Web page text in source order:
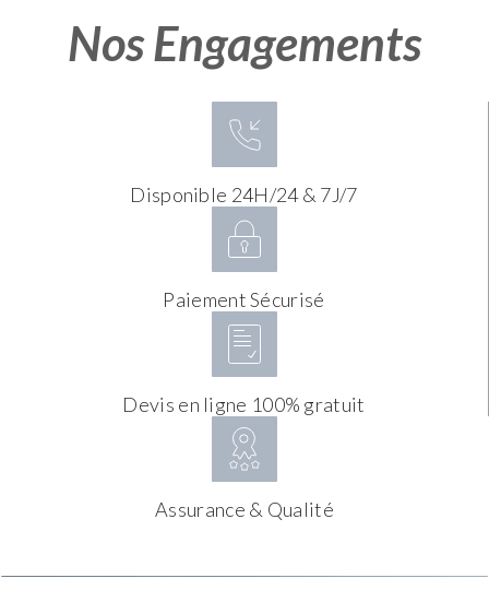
Nos Engagements
Disponible 24H/24 & 7J/7
Paiement Sécurisé
Devis en ligne 100% gratuit
Assurance & Qualité